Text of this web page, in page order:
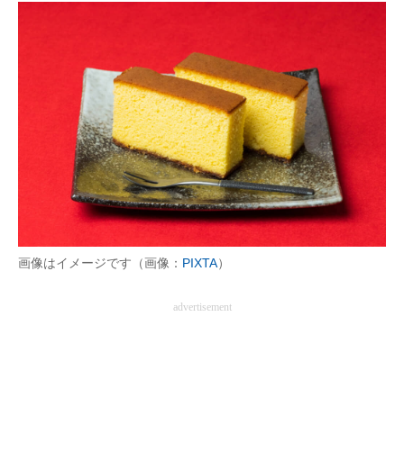
建設×テクノロジーの最前線
ちょっと気になるネットの話題
画像はイメージです（画像： PIXTA）
advertisement